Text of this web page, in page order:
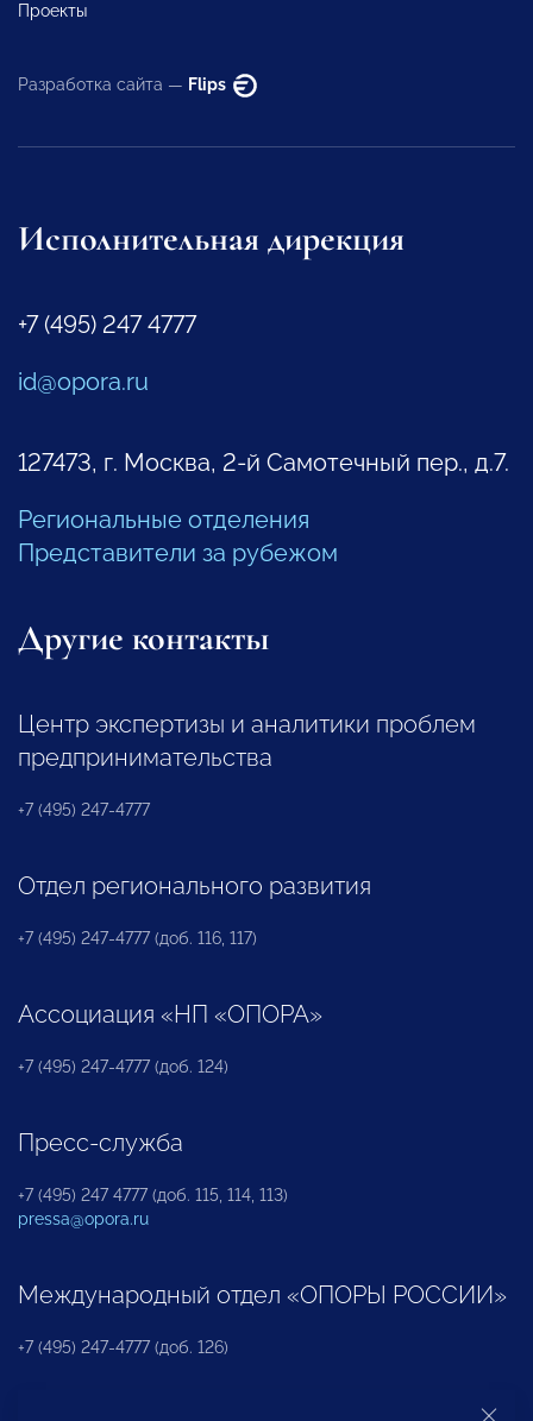
Проекты
Разработка сайта — Flips
Исполнительная дирекция
+7 (495) 247 4777
id@opora.ru
127473, г. Москва, 2-й Самотечный пер., д.7.
Региональные отделения
Представители за рубежом
Другие контакты
Центр экспертизы и аналитики проблем
предпринимательства
+7 (495) 247-4777
Отдел регионального развития
+7 (495) 247-4777 (доб. 116, 117)
Ассоциация «НП «ОПОРА»
+7 (495) 247-4777 (доб. 124)
Пресс-служба
+7 (495) 247 4777 (доб. 115, 114, 113)
pressa@opora.ru
Международный отдел «ОПОРЫ РОССИИ»
+7 (495) 247-4777 (доб. 126)